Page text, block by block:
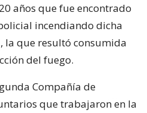
años que fue encontrado
incendiando dicha
la que resultó consumida
del fuego.
Compañía de
que trabajaron en la